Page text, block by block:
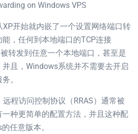
on Windows VPS
开始就内嵌了一个设置网络端口转
，任何到本地端口的TCP连接
转发到任意一个本地端口，甚至是
且，Windows系统并不需要去开启
。
程访问控制协议（RRAS）通常被
种更简单的配置方法，并且这种配
任意版本。